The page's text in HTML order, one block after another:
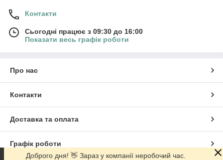
Контакти
Сьогодні працює з 09:30 до 16:00
Показати весь графік роботи
Про нас
Контакти
Доставка та оплата
Графік роботи
Доброго дня! 👋 Зараз у компанії неробочий час.